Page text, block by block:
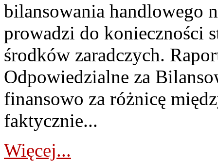
bilansowania handlowego
prowadzi do konieczności
środków zaradczych.
Odpowiedzialne za
finansowo za różnicę
faktycznie...
Więcej...